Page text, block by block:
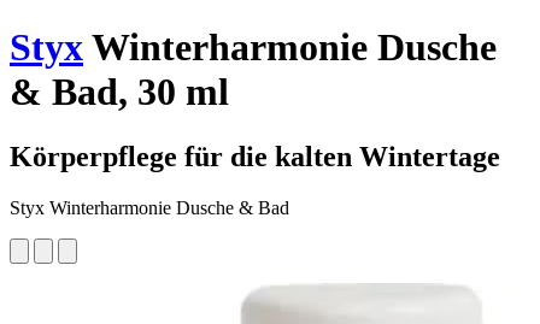
StyxWinterharmonie Dusche
& Bad, 30 ml
Körperpflege für die kalten Wintertage
Styx Winterharmonie Dusche & Bad